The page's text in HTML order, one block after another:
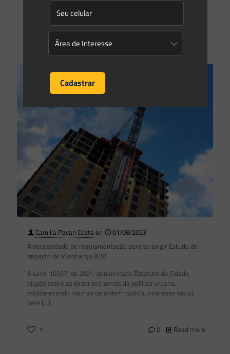
atrai competência federal
Read more
Camilla Pavan Costa on
01/08/2023
A necessidade de regulamentação para se exigir Estudo de
Impacto de Vizinhança (EIV)
A Lei n. 10257, de 2001, denominada Estatuto da Cidade,
dispõe sobre as diretrizes gerais da política urbana,
estabelecendo normas de ordem pública, interesse social,
bem […]
1 0 Read more